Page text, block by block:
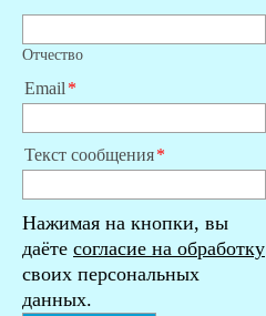
Отчество
Email
Текст сообщения
Нажимая на кнопки, вы
даёте согласие на обработку
своих персональных
данных.